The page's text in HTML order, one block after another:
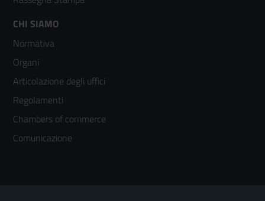
Footer
menù
colonna
3
CHI SIAMO
Normativa
Organi
Articolazione degli uffici
Regolamenti
Chambers of commerce
Comunicazione